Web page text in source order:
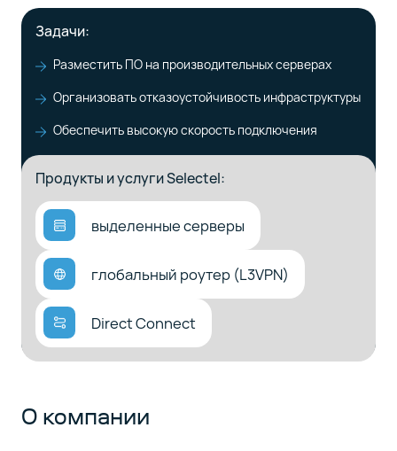
Задачи:
Разместить ПО на производительных серверах
Организовать отказоустойчивость инфраструктуры
Обеспечить высокую скорость подключения
Продукты и услуги Selectel:
выделенные серверы
глобальный роутер (L3VPN)
Direct Connect
О компании